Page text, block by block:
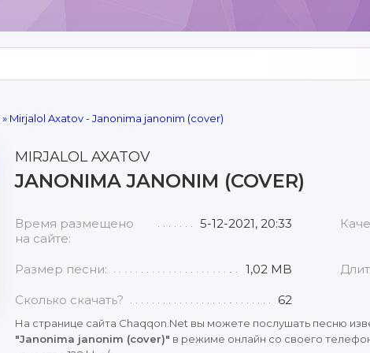
» Mirjalol Axatov - Janonima janonim (cover)
MIRJALOL AXATOV
JANONIMA JANONIM (COVER)
Время размещено
на сайте:
5-12-2021, 20:33
Размер песни: 1,02 MB
Сколько скачать? 62
На странице сайта Chaqqon.Net вы можете послушать песню
"Janonima janonim (cover)" в режиме онлайн со своего